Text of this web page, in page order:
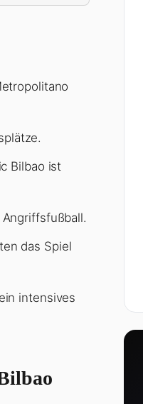
Bilbao ist
das Spiel
intensives